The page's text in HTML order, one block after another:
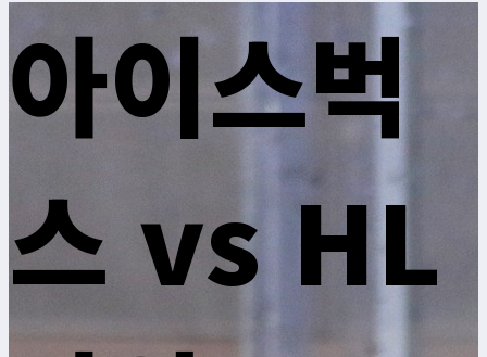
아이스벅
스 vs HL